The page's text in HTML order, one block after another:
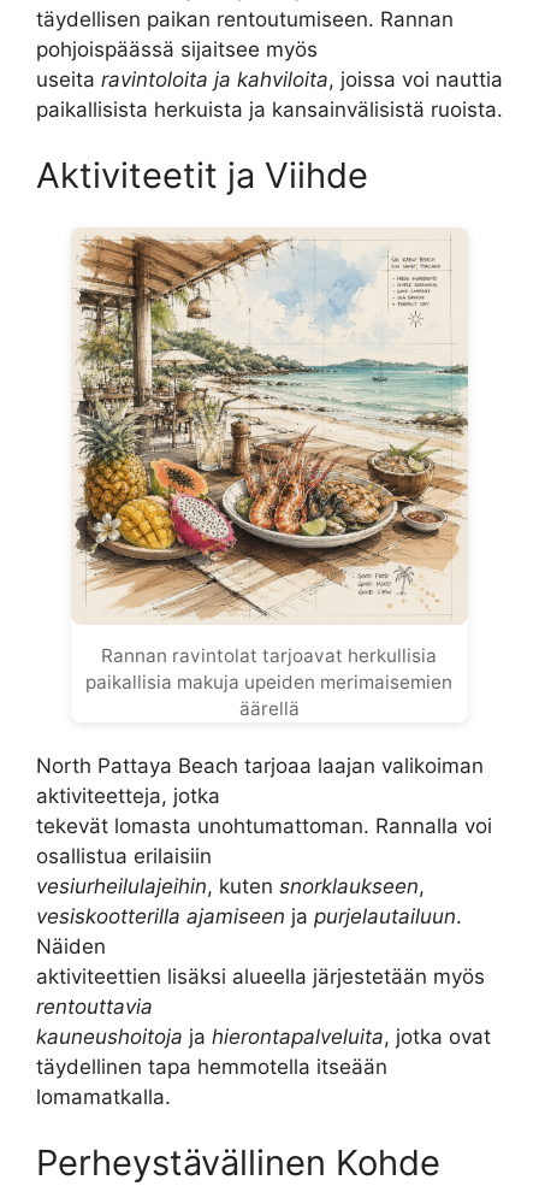
täydellisen paikan rentoutumiseen. Rannan
pohjoispäässä sijaitsee myös
useita ravintoloita ja kahviloita, joissa voi nauttia
paikallisista herkuista ja kansainvälisistä ruoista.
Aktiviteetit ja Viihde
Rannan ravintolat tarjoavat herkullisia
paikallisia makuja upeiden merimaisemien
äärellä
North Pattaya Beach tarjoaa laajan valikoiman
aktiviteetteja, jotka
tekevät lomasta unohtumattoman. Rannalla voi
osallistua erilaisiin
vesiurheilulajeihin, kuten snorklaukseen,
vesiskootterilla ajamiseen ja purjelautailuun.
Näiden
aktiviteettien lisäksi alueella järjestetään myös
rentouttavia
kauneushoitoja ja hierontapalveluita, jotka ovat
täydellinen tapa hemmotella itseään
lomamatkalla.
Perheystävällinen Kohde